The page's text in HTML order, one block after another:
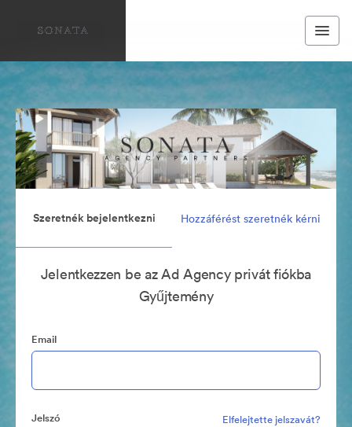
Szeretnék bejelentkezni Hozzáférést szeretnék kérni
Jelentkezzen be az Ad Agency privát fiókba
Gyűjtemény
Email
Jelszó Elfelejtette jelszavát?